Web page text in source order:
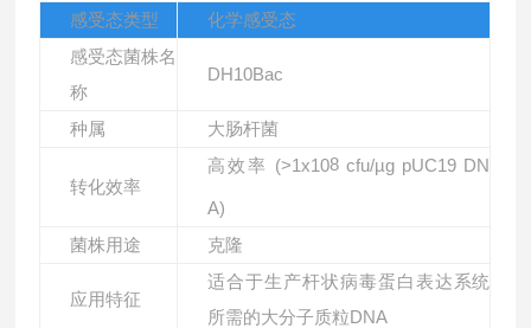
感受态类型
化学感受态
感受态菌株名
称
DH10Bac
种属 大肠杆菌
转化效率
高效率 (>1x108 cfu/µg pUC19 DN
A)
菌株用途
克隆
应用特征
适合于生产杆状病毒蛋白表达系统
所需的大分子质粒DNA